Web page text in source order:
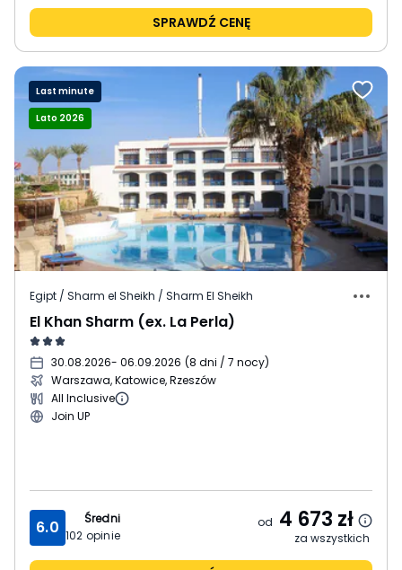
SPRAWDŹ CENĘ
Last minute
Lato 2026
Egipt / Sharm el Sheikh / Sharm El Sheikh
El Khan Sharm (ex. La Perla)
30.08.2026- 06.09.2026 (8 dni / 7 nocy)
Warszawa, Katowice, Rzeszów
All Inclusive
Join UP
6.0
Średni
102 opinie
od 4 673 zł
za wszystkich